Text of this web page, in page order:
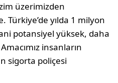
üze­rimizden
yılda 1 milyon
potansiyel yüksek, daha
insanların
sigorta poliçesi